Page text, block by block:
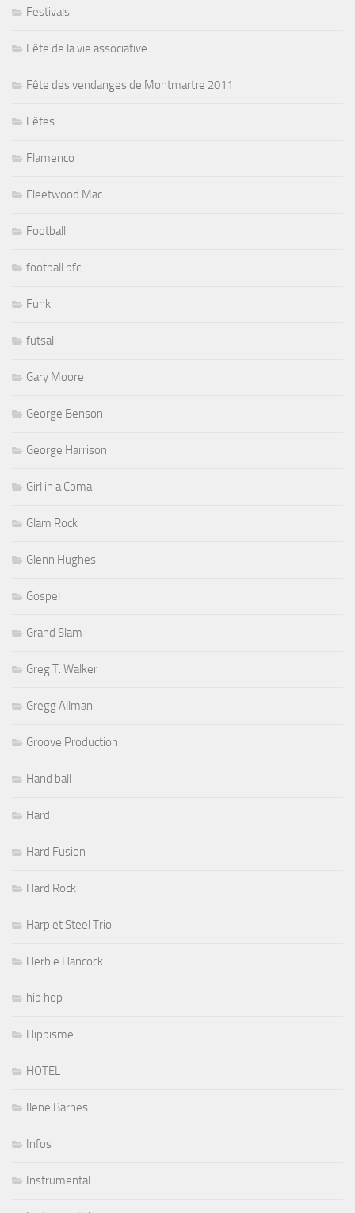
Festivals
Fête de la vie associative
Fête des vendanges de Montmartre 2011
Fêtes
Flamenco
Fleetwood Mac
Football
football pfc
Funk
futsal
Gary Moore
George Benson
George Harrison
Girl in a Coma
Glam Rock
Glenn Hughes
Gospel
Grand Slam
Greg T. Walker
Gregg Allman
Groove Production
Hand ball
Hard
Hard Fusion
Hard Rock
Harp et Steel Trio
Herbie Hancock
hip hop
Hippisme
HOTEL
Ilene Barnes
Infos
Instrumental